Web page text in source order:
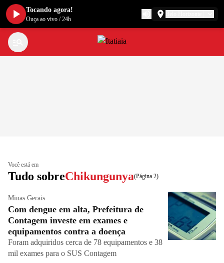
Você está em
Tudo sobreChikungunya(Página 2)
Minas Gerais
Com dengue em alta, Prefeitura de
Contagem investe em exames e
equipamentos contra a doença
Foram adquiridos cerca de 78 equipamentos e 38
mil exames para o SUS Contagem
Tocando agora!
Ouça ao vivo /24h